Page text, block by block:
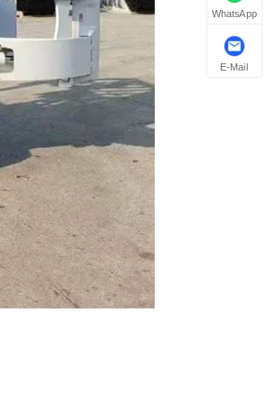
WhatsApp
E-Mail